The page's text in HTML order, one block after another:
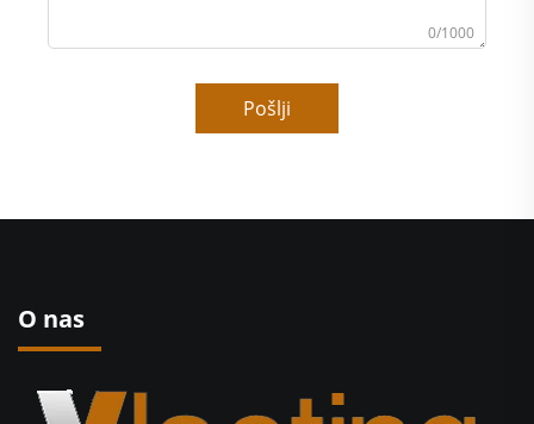
0/1000
Pošlji
O nas